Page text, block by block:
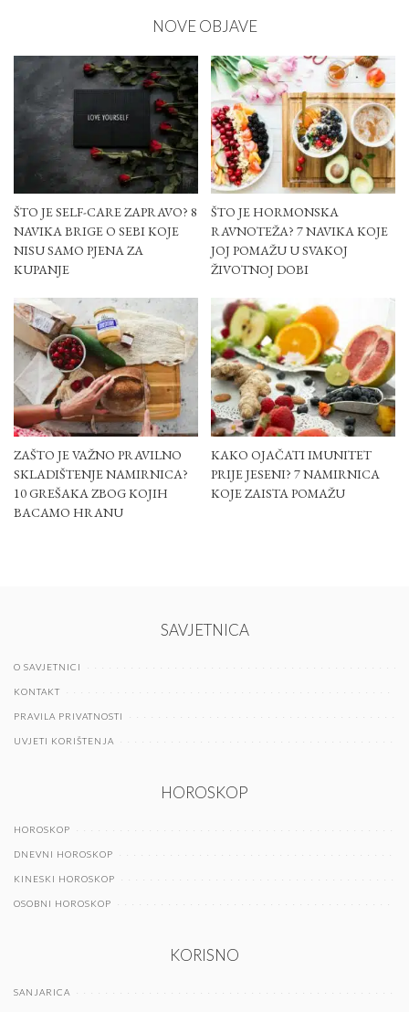
NOVE OBJAVE
ŠTO JE SELF-CARE ZAPRAVO? 8
NAVIKA BRIGE O SEBI KOJE
NISU SAMO PJENA ZA
KUPANJE
ŠTO JE HORMONSKA
RAVNOTEŽA? 7 NAVIKA KOJE
JOJ POMAŽU U SVAKOJ
ŽIVOTNOJ DOBI
ZAŠTO JE VAŽNO PRAVILNO
SKLADIŠTENJE NAMIRNICA?
10 GREŠAKA ZBOG KOJIH
BACAMO HRANU
KAKO OJAČATI IMUNITET
PRIJE JESENI? 7 NAMIRNICA
KOJE ZAISTA POMAŽU
SAVJETNICA
O SAVJETNICI
KONTAKT
PRAVILA PRIVATNOSTI
UVJETI KORIŠTENJA
HOROSKOP
HOROSKOP
DNEVNI HOROSKOP
KINESKI HOROSKOP
OSOBNI HOROSKOP
KORISNO
SANJARICA